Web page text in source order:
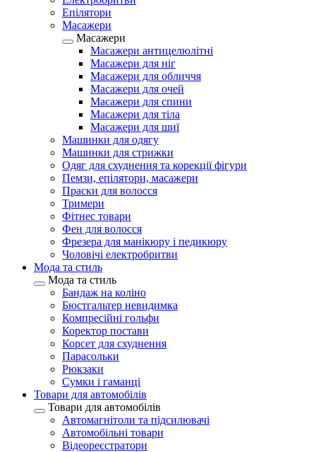
Епілятори
Масажери
Масажери
Масажери антицелюлітні
Масажери для ніг
Масажери для обличчя
Масажери для очей
Масажери для спини
Масажери для тіла
Масажери для шиї
Машинки для одягу
Машинки для стрижки
Одяг для схуднення та корекції фігури
Пемзи, епілятори, масажери
Праски для волосся
Тримери
Фітнес товари
Фен для волосся
Фрезера для манікюру і педикюру
Чоловічі електробритви
Мода та стиль
Мода та стиль
Бандаж на коліно
Бюстгальтер невидимка
Компресійні гольфи
Коректор постави
Корсет для схуднення
Парасольки
Рюкзаки
Сумки і гаманці
Товари для автомобілів
Товари для автомобілів
Автомагнітоли та підсилювачі
Автомобільні товари
Відеореєстратори